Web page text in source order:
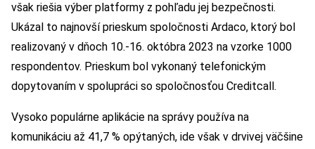
však riešia výber platformy z pohľadu jej bezpečnosti.
Ukázal to najnovší prieskum spoločnosti Ardaco, ktorý bol
realizovaný v dňoch 10.-16. októbra 2023 na vzorke 1000
respondentov. Prieskum bol vykonaný telefonickým
dopytovaním v spolupráci so spoločnosťou Creditcall.
Vysoko populárne aplikácie na správy používa na
komunikáciu až 41,7 % opýtaných, ide však v drvivej väčšine